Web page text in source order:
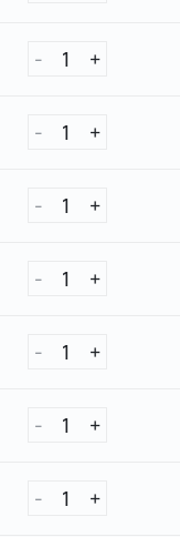
- 1 +
- 1 +
- 1 +
- 1 +
- 1 +
- 1 +
- 1 +